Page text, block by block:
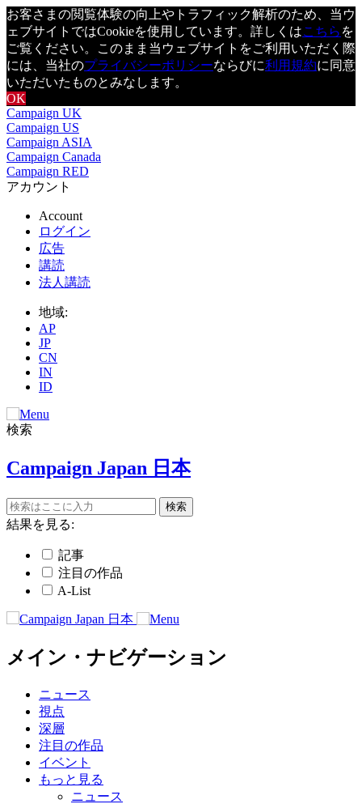
お客さまの閲覧体験の向上やトラフィック解析のため、当ウ
ェブサイトではCookieを使用しています。詳しくはこちら を
ご覧ください。このまま当ウェブサイトをご利用いただく際
には、当社のプライバシーポリシーならびに利用規約に同意
いただいたものとみなします。
OK
Campaign UK
Campaign US
Campaign ASIA
Campaign Canada
Campaign RED
アカウント
Account
ログイン
広告
講読
法人講読
地域:
AP
JP
CN
IN
ID
検索
Campaign Japan 日本
結果を見る:
記事
注目の作品
A-List
メイン・ナビゲーション
ニュース
視点
深層
注目の作品
イベント
もっと見る
ニュース